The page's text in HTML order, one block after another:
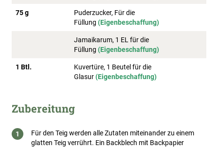
75 g
Puderzucker, Für die
Füllung (Eigenbeschaffung)
Jamaikarum, 1 EL für die
Füllung (Eigenbeschaffung)
1 Btl.
Kuvertüre, 1 Beutel für die
Glasur(Eigenbeschaffung)
Zubereitung
Für den Teig werden alle Zutaten miteinander zu einem
glatten Teig verrührt. Ein Backblech mit Backpapier